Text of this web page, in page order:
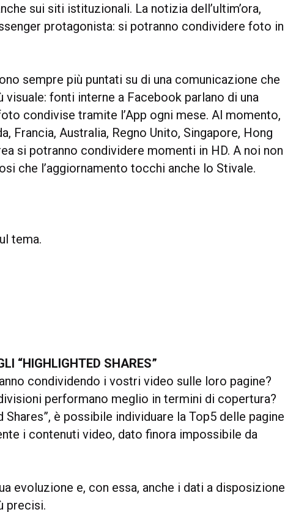
sui siti istituzionali. La notizia dell’ultim’ora,
protagonista: si potranno condividere foto in
sempre più puntati su di una comunicazione che
fonti interne a Facebook parlano di una
condivise tramite l’App ogni mese. Al momento,
Francia, Australia, Regno Unito, Singapore, Hong
si potranno condividere momenti in HD. A noi non
che l’aggiornamento tocchi anche lo Stivale.
tema.
“HIGHLIGHTED SHARES”
condividendo i vostri video sulle loro pagine?
performano meglio in termini di copertura?
Shares”, è possibile individuare la Top5 delle pagine
i contenuti video, dato finora impossibile da
evoluzione e, con essa, anche i dati a disposizione
precisi.